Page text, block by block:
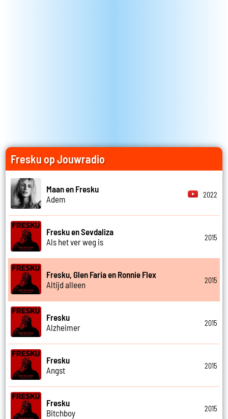
Fresku op Jouwradio
Maan en Fresku
Adem
2022
Fresku en Sevdaliza
Als het ver weg is
2015
Fresku, Glen Faria en Ronnie Flex
Altijd alleen
2015
Fresku
Alzheimer
2015
Fresku
Angst
2015
Fresku
Bitchboy
2015